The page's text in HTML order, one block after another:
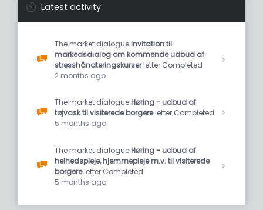
Latest activity
The market dialogueInvitation til
markedsdialog om kommende udbud af
stresshåndteringskurserletter Completed
2 months ago
The market dialogueHøring - udbud af
tøjvask til visiterede borgereletter Completed
5 months ago
The market dialogueHøring - udbud af
helhedspleje, hjemmepleje m.v. til visiterede
borgereletter Completed
5 months ago